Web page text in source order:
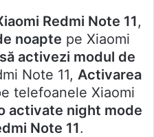
Redmi Note 11,
noapte pe Xiaomi
activezi modul de
Note 11, Activarea
telefoanele Xiaomi
activate night mode
Note 11.